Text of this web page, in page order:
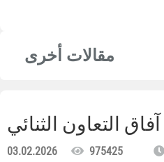
مقالات أخرى
التعاون الثنائي
03.02.2026 975425